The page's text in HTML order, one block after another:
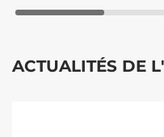
ACTUALITÉS DE